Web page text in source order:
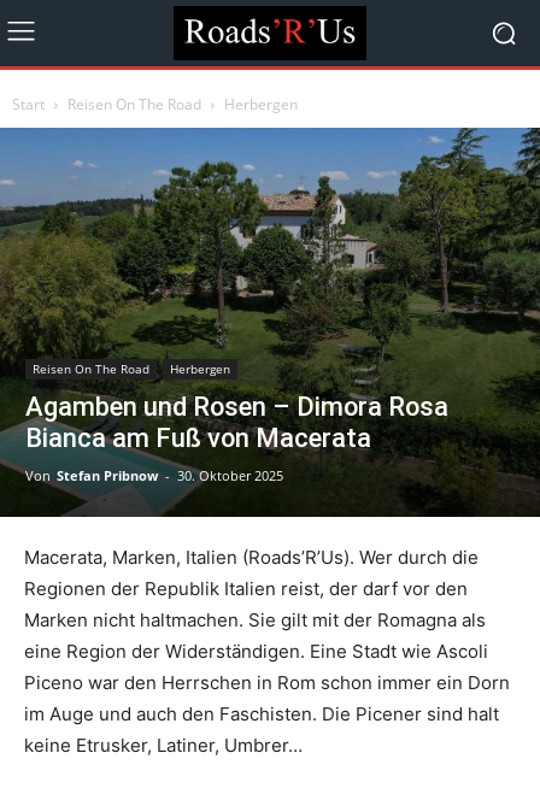
Start Reisen On The Road Herbergen
Reisen On The Road Herbergen
Agamben und Rosen – Dimora Rosa
Bianca am Fuß von Macerata
Von Stefan Pribnow - 30. Oktober 2025
Macerata, Marken, Italien (Roads’R’Us). Wer durch die
Regionen der Republik Italien reist, der darf vor den
Marken nicht haltmachen. Sie gilt mit der Romagna als
eine Region der Widerständigen. Eine Stadt wie Ascoli
Piceno war den Herrschen in Rom schon immer ein Dorn
im Auge und auch den Faschisten. Die Picener sind halt
keine Etrusker, Latiner, Umbrer…